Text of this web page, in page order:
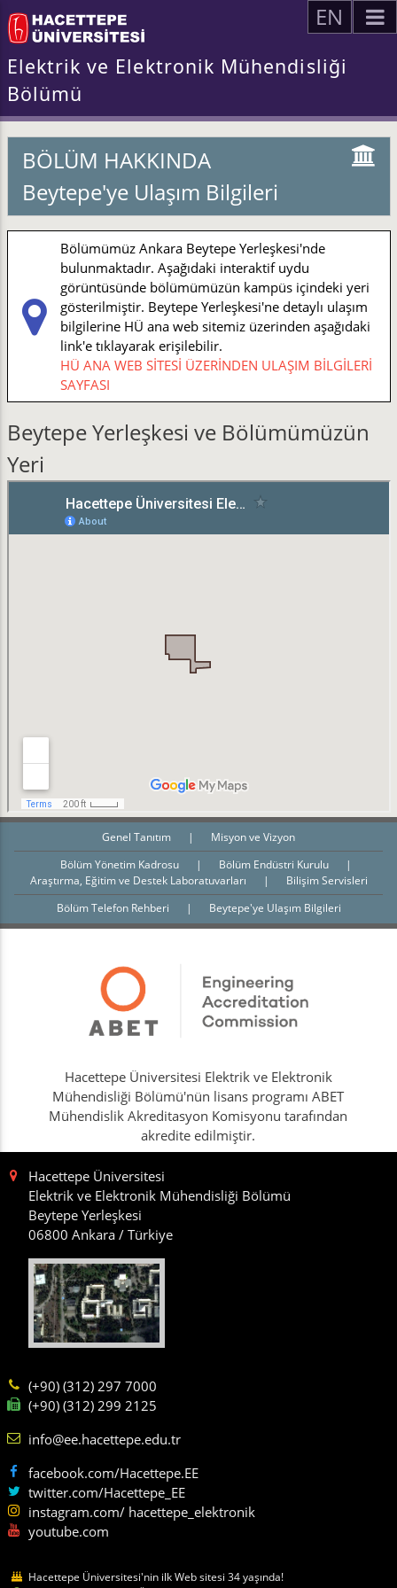
EN
Elektrik ve Elektronik Mühendisliği
Bölümü
BÖLÜM HAKKINDA
Beytepe'ye Ulaşım Bilgileri
Bölümümüz Ankara Beytepe Yerleşkesi'nde
bulunmaktadır. Aşağıdaki interaktif uydu
görüntüsünde bölümümüzün kampüs içindeki yeri
gösterilmiştir. Beytepe Yerleşkesi'ne detaylı ulaşım
bilgilerine HÜ ana web sitemiz üzerinden aşağıdaki
link'e tıklayarak erişilebilir.
HÜ ANA WEB SİTESİ ÜZERİNDEN ULAŞIM BİLGİLERİ
SAYFASI
Beytepe Yerleşkesi ve Bölümümüzün
Yeri
Genel Tanıtım |
Misyon ve Vizyon
Bölüm Yönetim Kadrosu
| Bölüm Endüstri Kurulu
|
Araştırma, Eğitim ve Destek Laboratuvarları
|
Bilişim Servisleri
Bölüm Telefon Rehberi
| Beytepe'ye Ulaşım Bilgileri
Hacettepe Üniversitesi Elektrik ve Elektronik
Mühendisliği Bölümü'nün lisans programı ABET
Mühendislik Akreditasyon Komisyonu tarafından
akredite edilmiştir.
Hacettepe Üniversitesi
Elektrik ve Elektronik Mühendisliği Bölümü
Beytepe Yerleşkesi
06800 Ankara / Türkiye
(+90) (312) 297 7000
(+90) (312) 299 2125
info@ee.hacettepe.edu.tr
facebook.com/Hacettepe.EE
twitter.com/Hacettepe_EE
instagram.com/ hacettepe_elektronik
youtube.com
Hacettepe Üniversitesi'nin ilk Web sitesi 34 yaşında!